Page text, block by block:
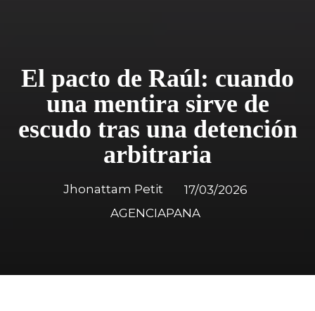
El pacto de Raúl: cuando
una mentira sirve de
escudo tras una detención
arbitraria
Jhonattam Petit
17/03/2026
AGENCIAPANA